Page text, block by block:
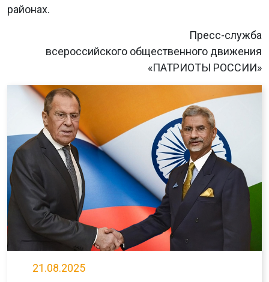
районах.
Пресс-служба
всероссийского общественного движения
«ПАТРИОТЫ РОССИИ»
21.08.2025